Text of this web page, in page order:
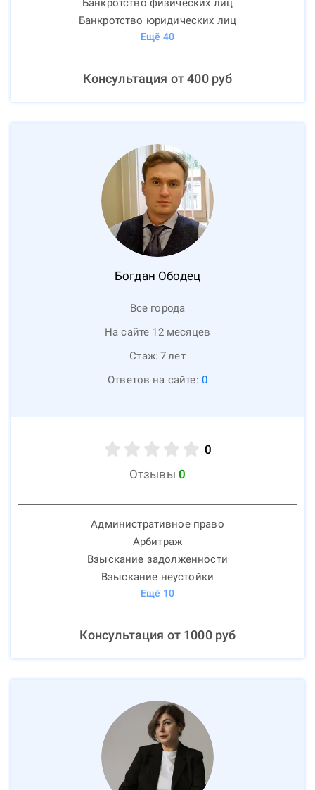
Банкротство физических лиц
Банкротство юридических лиц
Ещё 40
Консультация от400руб
Богдан Ободец
Все города
На сайте 12 месяцев
Стаж: 7лет
Ответов на сайте: 0
0
Отзывы 0
Административное право
Арбитраж
Взыскание задолженности
Взыскание неустойки
Ещё 10
Консультация от 1000руб